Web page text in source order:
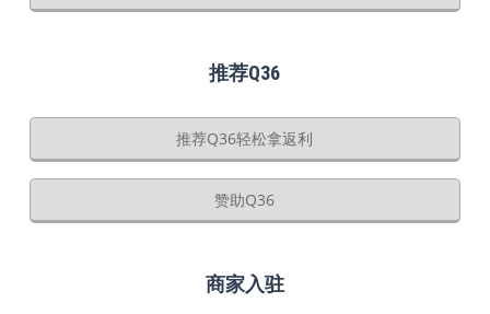
推荐Q36
推荐Q36轻松拿返利
赞助Q36
商家入驻